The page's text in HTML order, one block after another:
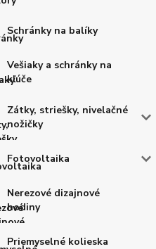
Schránky na balíky
Vešiaky a schránky na
kľúče
Zátky, striešky, nivelačné
nožičky
Fotovoltaika
Nerezové dizajnové
hodiny
Priemyselné kolieska